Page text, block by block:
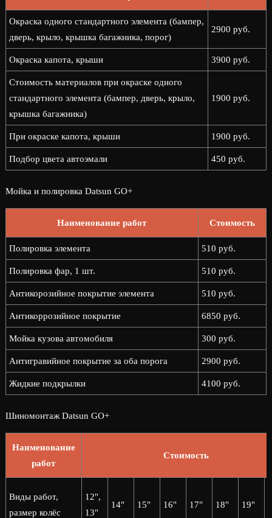
Окраска одного стандартного элемента (бампер,
дверь, крыло, крышка багажника, порог)
2900 руб.
Окраска капота, крыши 3900 руб.
Стоимость материалов при окраске одного
стандартного элемента (бампер, дверь, крыло,
крышка багажника)
1900 руб.
При окраске капота, крыши 1900 руб.
Подбор цвета автоэмали 450 руб.
Мойка и полировка Datsun GO+
Наименование работ Стоимость
Полировка элемента 510 руб.
Полировка фар, 1 шт. 510 руб.
Антикорозийное покрытие элемента 510 руб.
Антикоррозийное покрытие 6850 руб.
Мойка кузова автомобиля 300 руб.
Антигравийное покрытие за оба порога 2900 руб.
Жидкие подкрылки 4100 руб.
Шиномонтаж Datsun GO+
Наименование
работ
Стоимость
Виды работ,
размер колёс
12",
13"
14" 15" 16" 17" 18" 19"